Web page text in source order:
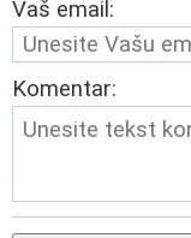
Vaš email:
Komentar: